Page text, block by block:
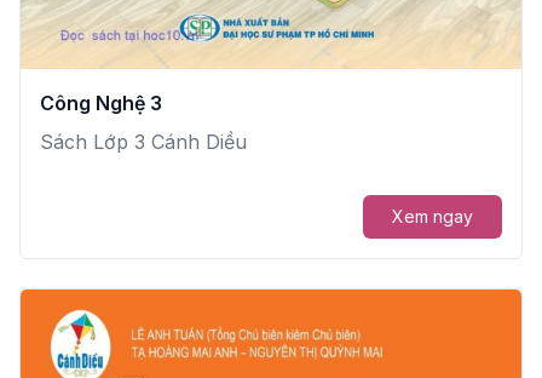
Công Nghệ 3
Sách Lớp 3 Cánh Diều
Xem ngay